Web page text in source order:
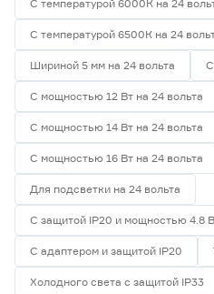
С температурой 6000К на 24
С температурой 6500К на 24
Шириной 5 мм на 24 вольта
С мощностью 12 Вт на 24 вольта
С мощностью 14 Вт на 24 вольта
С мощностью 16 Вт на 24 вольта
Для подсветки на 24 вольта
С защитой IP20 и мощностью 4.8
С адаптером и защитой IP20
Холодного света с защитой IP33